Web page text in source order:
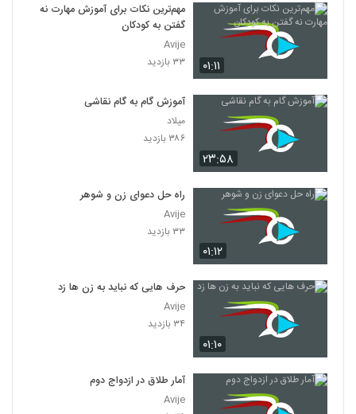
۰۱:۱۱
مهم‌ترین نکات برای آموزش مهارت نه
گفتن به کودکان
Avije
۳۳ بازدید
۲۳:۵۸
آموزش گام به گام نقاشی
میلاد
۳۸۶ بازدید
۰۱:۱۲
راه حل دعوای زن و شوهر
Avije
۳۳ بازدید
۰۱:۱۰
حرف هایی که نباید به زن ها زد
Avije
۳۴ بازدید
آمار طلاق در ازدواج دوم
Avije